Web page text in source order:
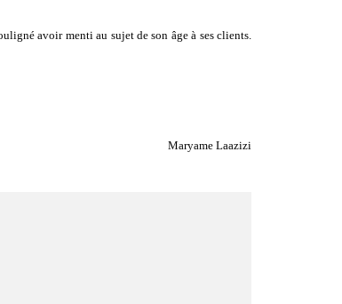
avoir menti au sujet de son âge à ses clients.
Maryame Laazizi